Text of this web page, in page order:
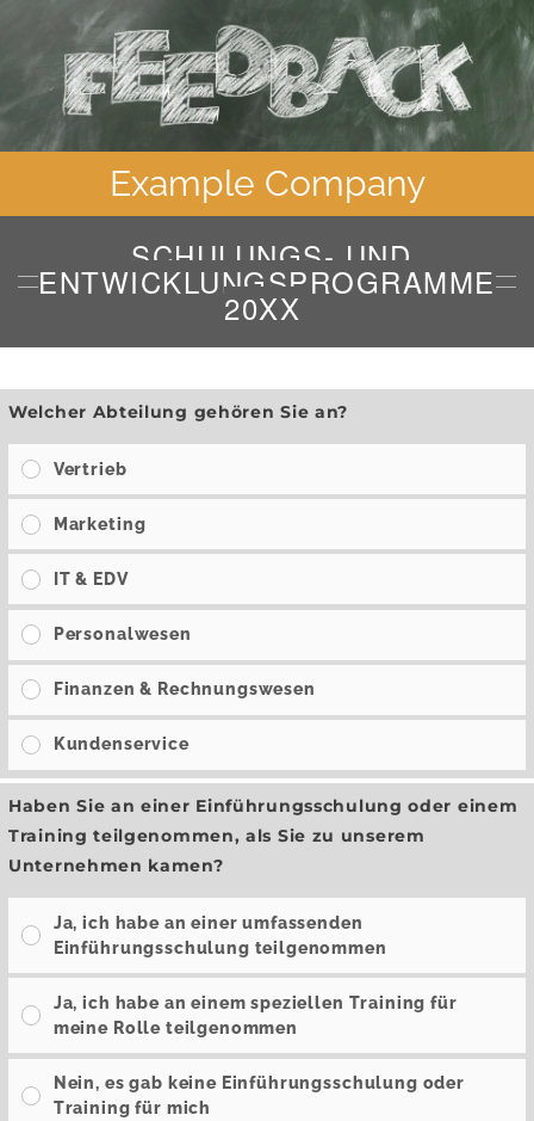
Example Company
SCHULUNGS- UND
ENTWICKLUNGSPROGRAMME
20XX
Welcher Abteilung gehören Sie an?
Vertrieb
Marketing
IT & EDV
Personalwesen
Finanzen & Rechnungswesen
Kundenservice
Haben Sie an einer Einführungsschulung oder einem
Training teilgenommen, als Sie zu unserem
Unternehmen kamen?
Ja, ich habe an einer umfassenden
Einführungsschulung teilgenommen
Ja, ich habe an einem speziellen Training für
meine Rolle teilgenommen
Nein, es gab keine Einführungsschulung oder
Training für mich